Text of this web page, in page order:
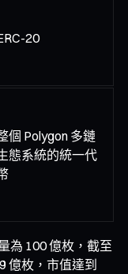
20
個 Polygon 多鏈
態系統的統一代
為 100 億枚，截至
億枚，市值達到